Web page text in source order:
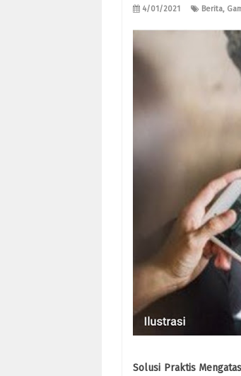
4/01/2021 Berita,
Solusi Praktis